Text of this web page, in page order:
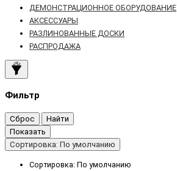
ДЕМОНСТРАЦИОННОЕ ОБОРУДОВАНИЕ
АКСЕССУАРЫ
РАЗЛИНОВАННЫЕ ДОСКИ
РАСПРОДАЖА
Фильтр
Сброс
Найти
Показать
Сортировка: По умолчанию
Сортировка: По умолчанию